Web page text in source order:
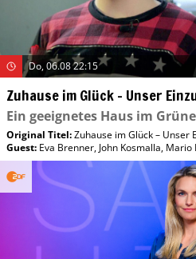
Do, 06.08 22:15
Zuhause im Glück – Unser
Ein geeignetes Haus im
Original Titel:Zuhause im Glück – Unser
Guest: Eva Brenner, John Kosmalla, Mario